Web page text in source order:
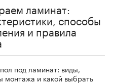
ламинат:
способы
и правила
под ламинат: виды,
монтажа и какой выбрать